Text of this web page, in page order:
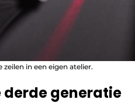
in een eigen atelier.
generatie